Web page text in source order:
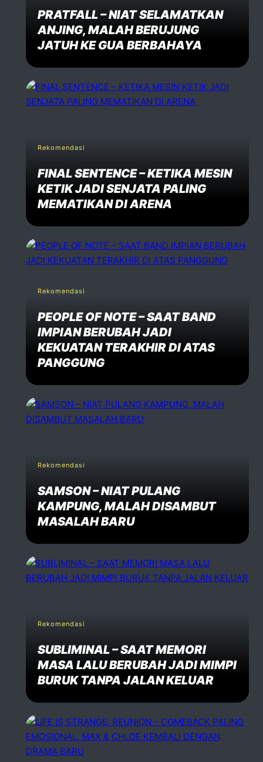
PRATFALL – NIAT SELAMATKAN
ANJING, MALAH BERUJUNG
JATUH KE GUA BERBAHAYA
Rekomendasi
FINAL SENTENCE – KETIKA MESIN
KETIK JADI SENJATA PALING
MEMATIKAN DI ARENA
Rekomendasi
PEOPLE OF NOTE – SAAT BAND
IMPIAN BERUBAH JADI
KEKUATAN TERAKHIR DI ATAS
PANGGUNG
Rekomendasi
SAMSON – NIAT PULANG
KAMPUNG, MALAH DISAMBUT
MASALAH BARU
Rekomendasi
SUBLIMINAL – SAAT MEMORI
MASA LALU BERUBAH JADI MIMPI
BURUK TANPA JALAN KELUAR